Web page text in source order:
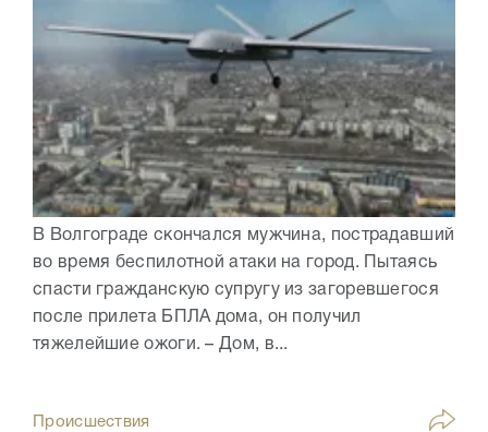
В Волгограде скончался мужчина, пострадавший
во время беспилотной атаки на город. Пытаясь
спасти гражданскую супругу из загоревшегося
после прилета БПЛА дома, он получил
тяжелейшие ожоги. – Дом, в...
Происшествия